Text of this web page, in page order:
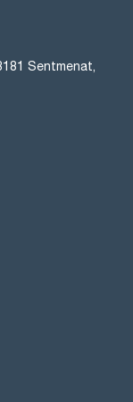
Sentmenat,